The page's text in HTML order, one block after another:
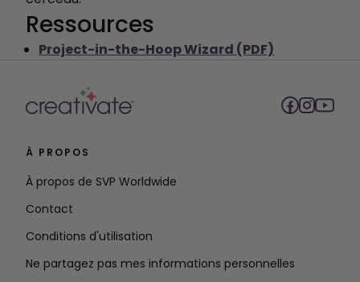
Ressources
Project-in-the-Hoop Wizard (PDF)
À PROPOS
À propos de SVP Worldwide
Contact
Conditions d'utilisation
Ne partagez pas mes informations personnelles